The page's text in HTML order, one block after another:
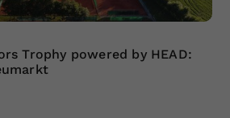
Trophy powered by HEAD: